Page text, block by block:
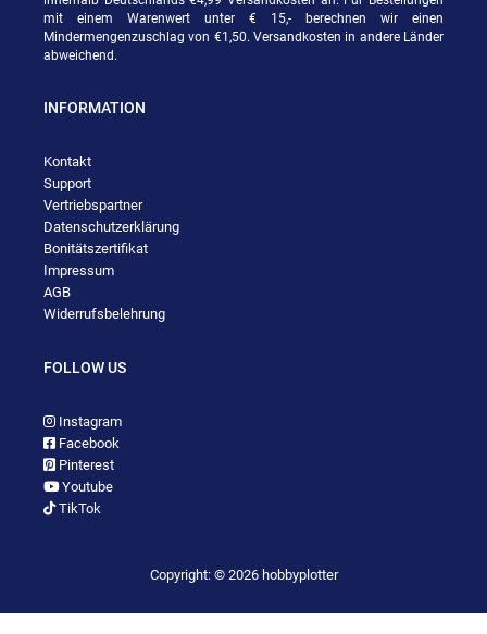
mit einem Warenwert unter € 15,- berechnen wir einen
Mindermengenzuschlag von €1,50. Versandkosten in andere Länder
abweichend.
INFORMATION
Kontakt
Support
Vertriebspartner
Datenschutzerklärung
Bonitätszertifikat
Impressum
AGB
Widerrufsbelehrung
FOLLOW US
Instagram
Facebook
Pinterest
Youtube
TikTok
Copyright: © 2026 hobbyplotter